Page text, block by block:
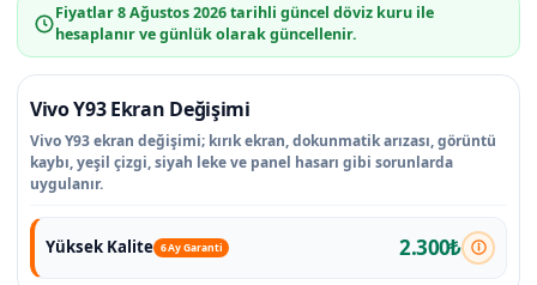
Fiyatlar8 Ağustos 2026tarihli güncel döviz kuru ile
hesaplanır ve günlük olarak güncellenir.
Vivo Y93 Ekran Değişimi
Vivo Y93 ekran değişimi; kırık ekran, dokunmatik arızası, görüntü
kaybı, yeşil çizgi, siyah leke ve panel hasarı gibi sorunlarda
uygulanır.
Yüksek Kalite 6 Ay Garanti 2.300₺